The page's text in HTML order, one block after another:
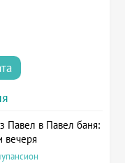
Павел в Павел баня:
вечеря